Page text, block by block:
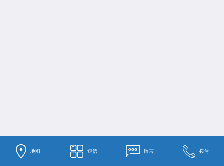
地图 短信 留言 拨号